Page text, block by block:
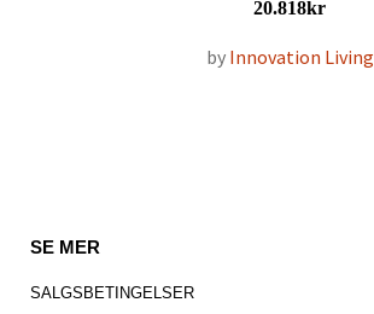
20.818kr
by Innovation Living
SE MER
SALGSBETINGELSER